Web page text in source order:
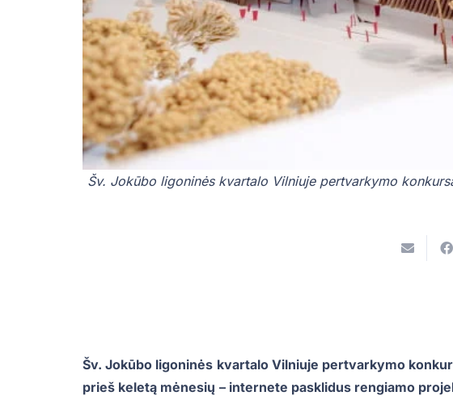
Šv. Jokūbo ligoninės kvartalo Vilniuje pertvarkymo
Šv. Jokūbo ligoninės kvartalo Vilniuje pertvarkymo
prieš keletą mėnesių – internete pasklidus rengiamo